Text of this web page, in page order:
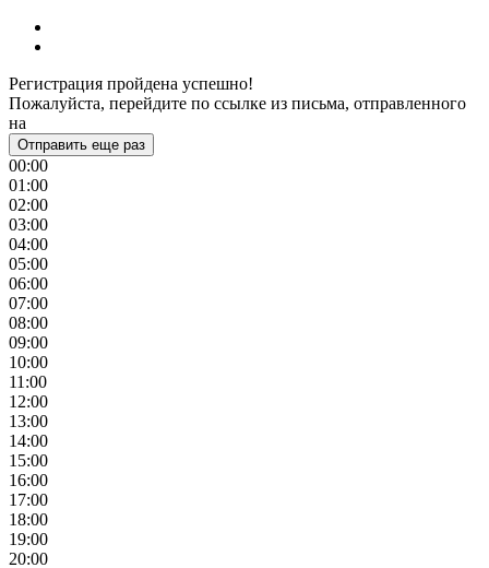
Регистрация пройдена успешно!
Пожалуйста, перейдите по ссылке из письма, отправленного
на
Отправить еще раз
00:00
01:00
02:00
03:00
04:00
05:00
06:00
07:00
08:00
09:00
10:00
11:00
12:00
13:00
14:00
15:00
16:00
17:00
18:00
19:00
20:00